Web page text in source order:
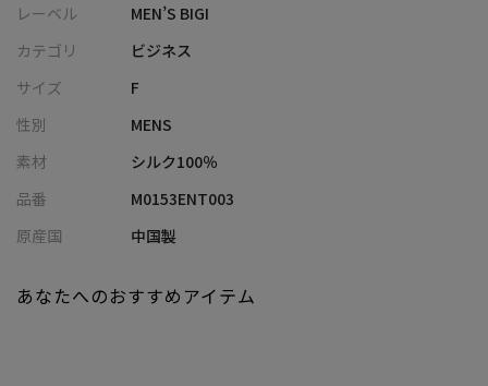
毎日のビジネスシーンはもちろん、パーティーや式典などフォー
マルな場面でも活躍します。
【デザイン／素材】
大剣部分には変形アーガイル柄を、小剣にシャドー千鳥柄を配置
した、クレリックタイプ。
裕と品格を演出します。
素材はシルク100％。
レーベル
MEN’S BIGI
カテゴリ
ビジネス
サイズ
F
性別
MENS
素材
シルク100％
品番
M0153ENT003
原産国
中国製
あなたへのおすすめアイテム